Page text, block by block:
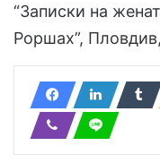
“Записки на
Роршах”,